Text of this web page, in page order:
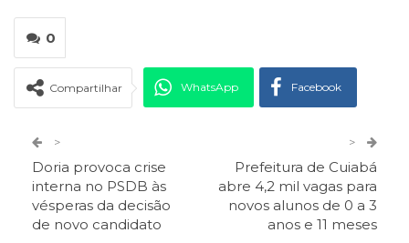
0
Compartilhar WhatsApp Facebook
ReddIt Pinterest Telegram
Facebook Messenger O email
>
Doria provoca crise
interna no PSDB às
vésperas da decisão
de novo candidato
>
Prefeitura de Cuiabá
abre 4,2 mil vagas para
novos alunos de 0 a 3
anos e 11 meses